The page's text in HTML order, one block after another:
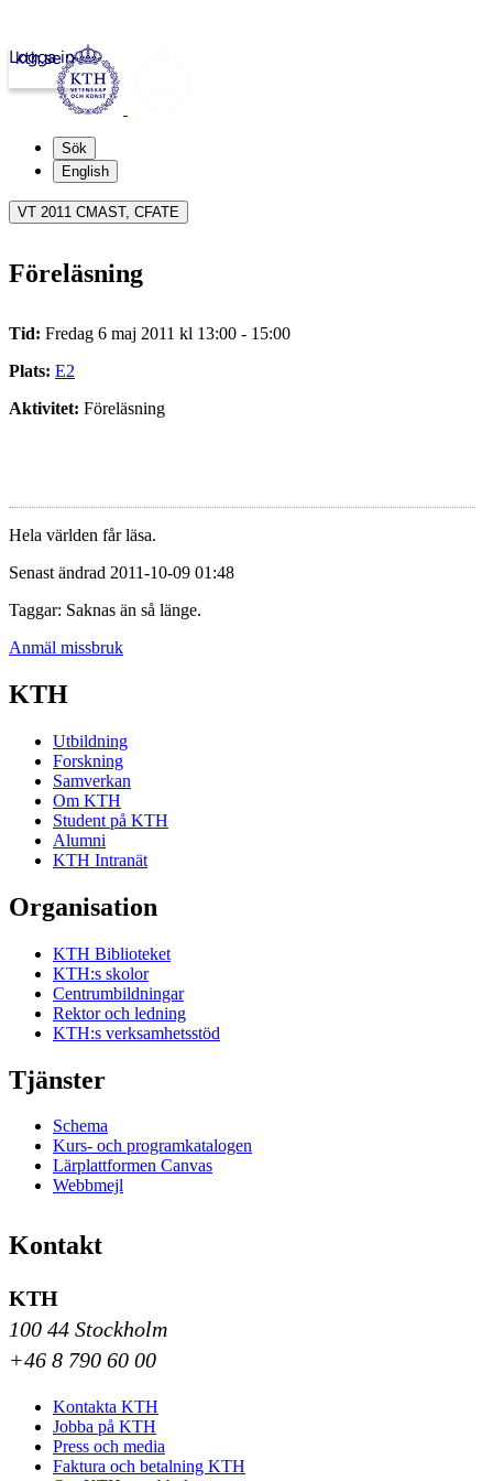
kth.se
Logga in
Sök
English
VT 2011 CMAST, CFATE
Föreläsning
Tid: Fredag 6 maj 2011 kl 13:00 - 15:00
Plats: E2
Aktivitet: Föreläsning
Hela världen får läsa.
Senast ändrad 2011-10-09 01:48
Taggar: Saknas än så länge.
Anmäl missbruk
KTH
Utbildning
Forskning
Samverkan
Om KTH
Student på KTH
Alumni
KTH Intranät
Organisation
KTH Biblioteket
KTH:s skolor
Centrumbildningar
Rektor och ledning
KTH:s verksamhetsstöd
Tjänster
Schema
Kurs- och programkatalogen
Lärplattformen Canvas
Webbmejl
Kontakt
KTH
100 44 Stockholm
+46 8 790 60 00
Kontakta KTH
Jobba på KTH
Press och media
Faktura och betalning KTH